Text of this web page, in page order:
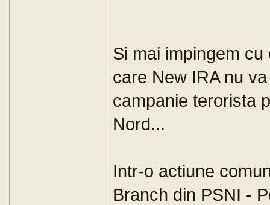
Si mai impingem
care New IRA nu
campanie terorista
Nord...
Intr-o actiune
Branch din PSNI -